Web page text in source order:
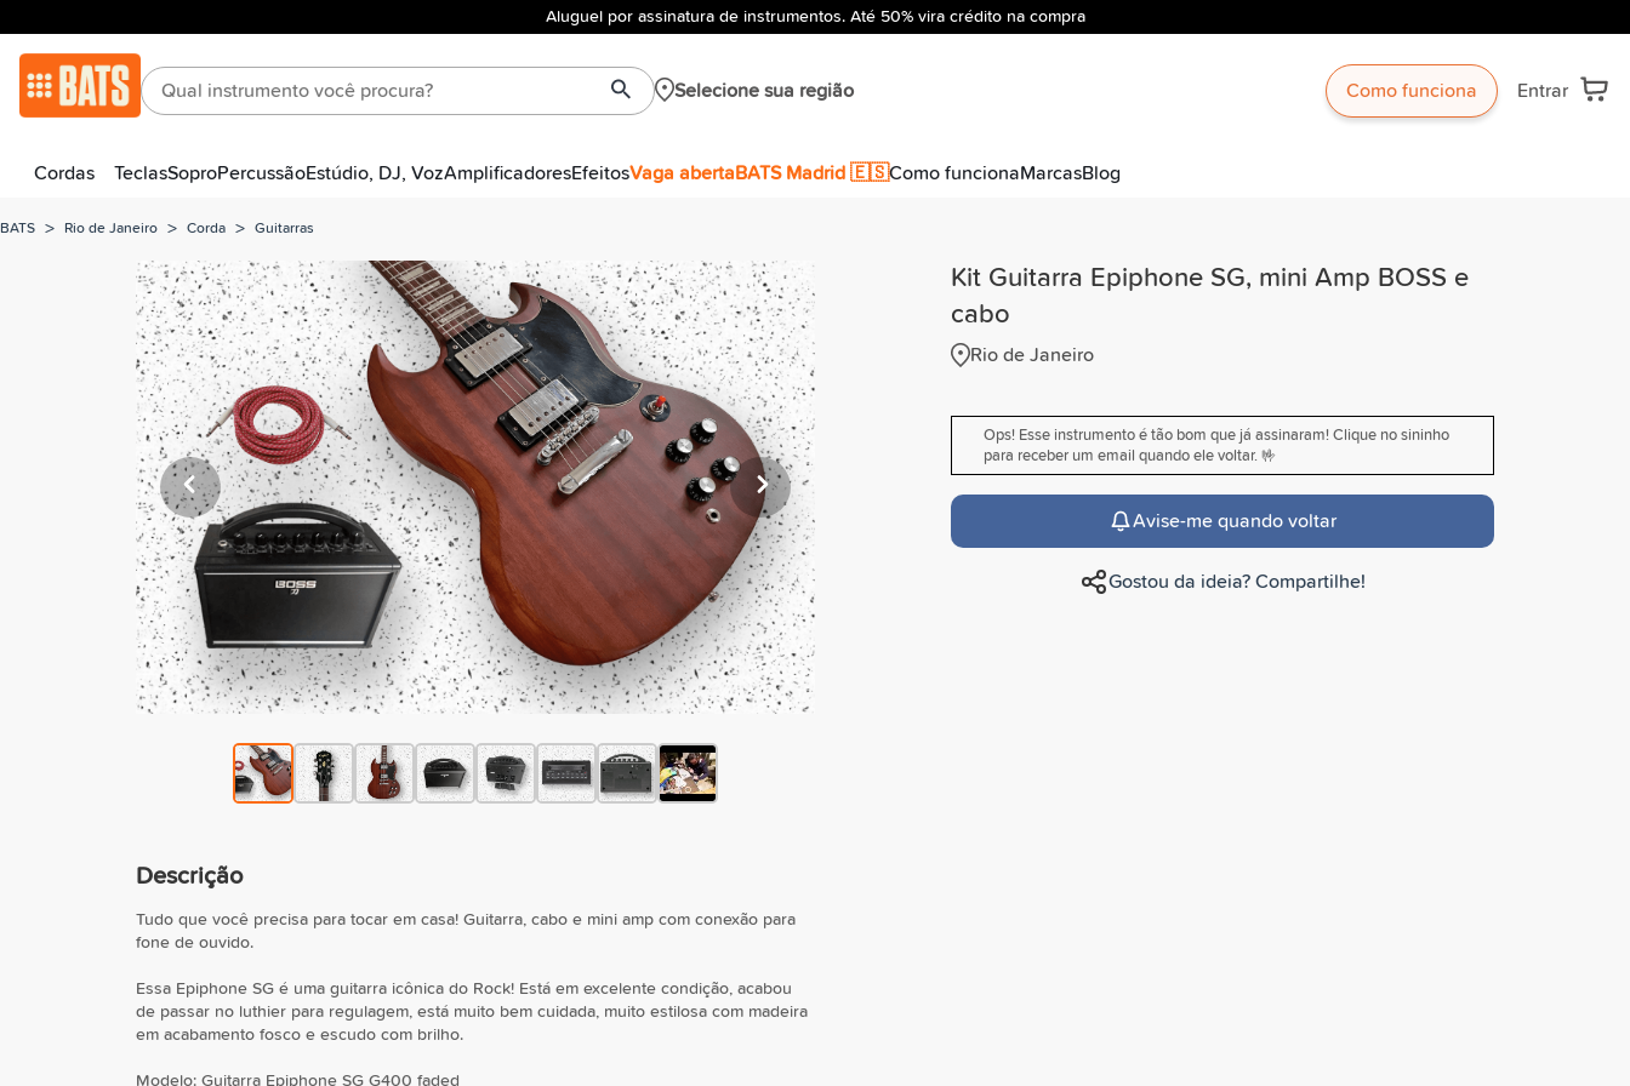
Aluguel por assinatura de instrumentos. Até 50% vira crédito na compra
Selecione sua região Como funciona Entrar
Cordas TeclasSoproPercussãoEstúdio, DJ, VozAmplificadoresEfeitosVaga abertaBATS Madrid 🇪🇸Como funcionaMarcasBlog
BATS > Rio de Janeiro > Corda > Guitarras
Descrição
Tudo que você precisa para tocar em casa! Guitarra, cabo e mini amp com conexão para
fone de ouvido.
Essa Epiphone SG é uma guitarra icônica do Rock! Está em excelente condição, acabou
de passar no luthier para regulagem, está muito bem cuidada, muito estilosa com madeira
em acabamento fosco e escudo com brilho.
Modelo: Guitarra Epiphone SG G400 faded
Kit Guitarra Epiphone SG, mini Amp BOSS e
cabo
Rio de Janeiro
Ops! Esse instrumento é tão bom que já assinaram! Clique no sininho
para receber um email quando ele voltar. 🤟
Avise-me quando voltar
Gostou da ideia? Compartilhe!